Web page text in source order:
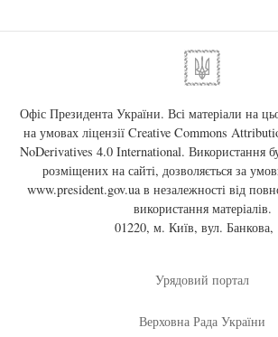
Офіс Президента України. Всі матеріали на
на умовах ліцензії Creative Commons
NoDerivatives 4.0 International. Використання
розміщених на сайті, дозволяється за
www.president.gov.uaв незалежності від
використання матеріалів.
01220, м. Київ, вул. Банкова,
Урядовий портал
Верховна Рада України